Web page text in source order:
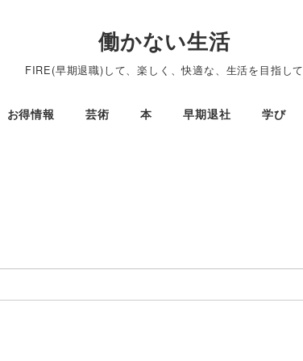
働かない生活
FIRE(早期退職)して、楽しく、快適な、生活を目指して
お得情報 芸術 本 早期退社 学び